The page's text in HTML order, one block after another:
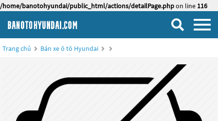
/home/banotohyundai/public_html/actions/detailPage.phpon line 116
Trang chủ Bán xe ô tô Hyundai